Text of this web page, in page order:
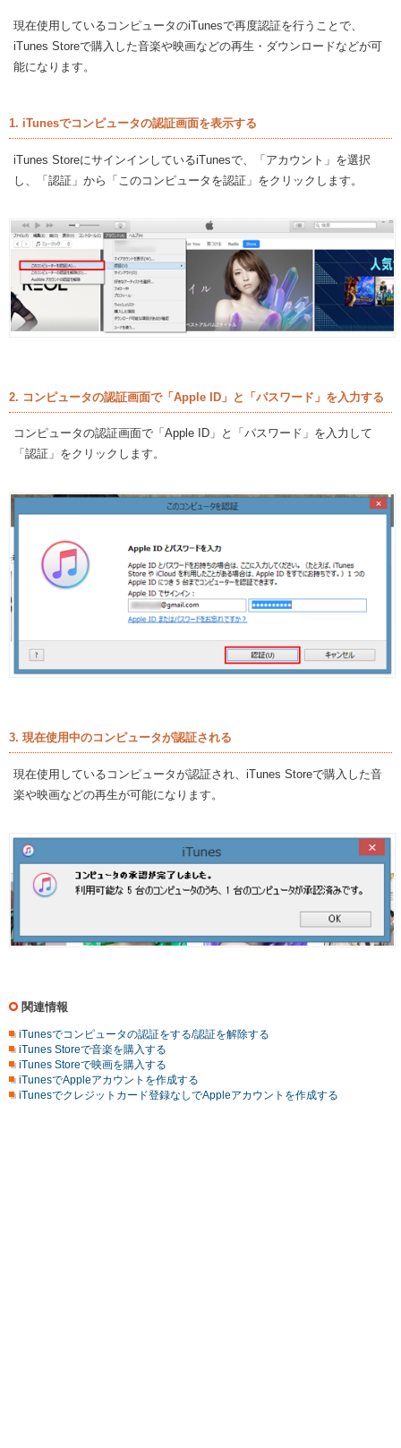
現在使用しているコンピュータのiTunesで再度認証を行うことで、
iTunes Storeで購入した音楽や映画などの再生・ダウンロードなどが可
能になります。
1. iTunesでコンピュータの認証画面を表示する
iTunes StoreにサインインしているiTunesで、「アカウント」を選択
し、「認証」から「このコンピュータを認証」をクリックします。
2. コンピュータの認証画面で「Apple ID」と「パスワード」を入力する
コンピュータの認証画面で「Apple ID」と「パスワード」を入力して
「認証」をクリックします。
3. 現在使用中のコンピュータが認証される
現在使用しているコンピュータが認証され、iTunes Storeで購入した音
楽や映画などの再生が可能になります。
関連情報
iTunesでコンピュータの認証をする/認証を解除する
iTunes Storeで音楽を購入する
iTunes Storeで映画を購入する
iTunesでAppleアカウントを作成する
iTunesでクレジットカード登録なしでAppleアカウントを作成する